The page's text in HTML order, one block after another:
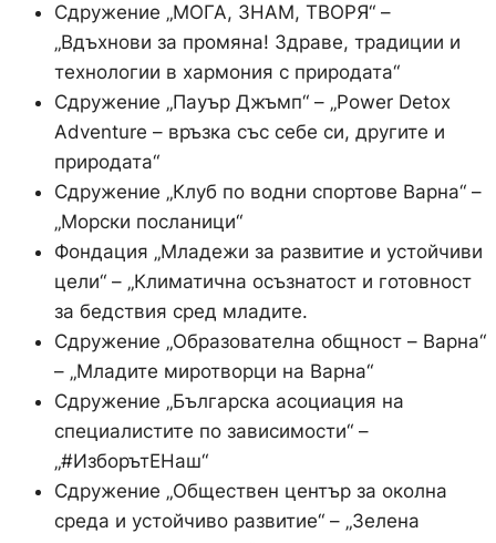
Сдружение „МОГА, ЗНАМ, ТВОРЯ“ –
„Вдъхнови за промяна! Здраве, традиции и
технологии в хармония с природата“
Сдружение „Пауър Джъмп“ – „Power Detox
Adventure – връзка със себе си, другите и
природата“
Сдружение „Клуб по водни спортове Варна“ –
„Морски посланици“
Фондация „Младежи за развитие и устойчиви
цели“ – „Климатична осъзнатост и готовност
за бедствия сред младите.
Сдружение „Образователна общност – Варна“
– „Младите миротворци на Варна“
Сдружение „Българска асоциация на
специалистите по зависимости“ –
„#ИзборътЕНаш“
Сдружение „Обществен център за околна
среда и устойчиво развитие“ – „Зелена